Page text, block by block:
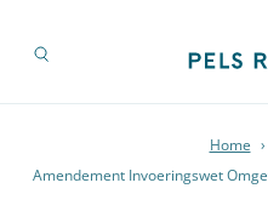
Home ›
Amendement Invoeringswet